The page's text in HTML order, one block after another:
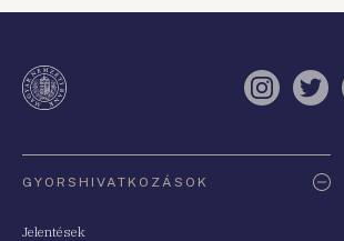
GYORSHIVATKOZÁSOK
Jelentések